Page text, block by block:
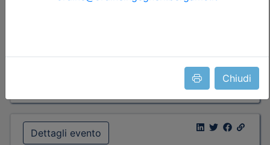
Chiudi
Dettagli evento